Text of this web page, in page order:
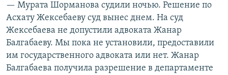
— Мурата Шорманова судили ночью. Решение по
Асхату Жексебаеву суд вынес днем. На суд
Жексебаева не допустили адвоката Жанар
Балгабаеву. Мы пока не установили, предоставили
им государственного адвоката или нет. Жанар
Балгабаева получила разрешение в департаменте